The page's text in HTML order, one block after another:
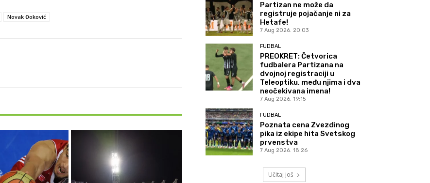
Novak Đoković
Partizan ne može da
registruje pojačanje ni za
Hetafe!
7 Aug 2026. 20:03
FUDBAL
PREOKRET: Četvorica
fudbalera Partizana na
dvojnoj registraciji u
Teleoptiku, među njima i dva
neočekivana imena!
7 Aug 2026. 19:15
FUDBAL
Poznata cena Zvezdinog
pika iz ekipe hita Svetskog
prvenstva
7 Aug 2026. 18:26
Učitaj još